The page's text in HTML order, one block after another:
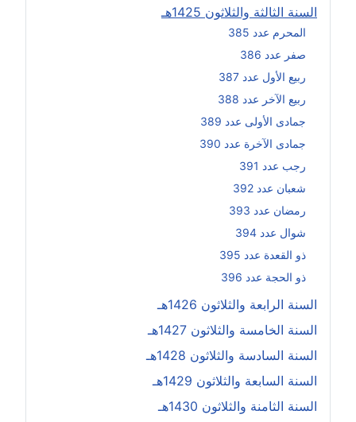
السنة الثالثة والثلاثون 1425هـ
المحرم عدد 385
صفر عدد 386
ربيع الأول عدد 387
ربيع الآخر عدد 388
جمادى الأولى عدد 389
جمادى الآخرة عدد 390
رجب عدد 391
شعبان عدد 392
رمضان عدد 393
شوال عدد 394
ذو القعدة عدد 395
ذو الحجة عدد 396
السنة الرابعة والثلاثون 1426هـ
السنة الخامسة والثلاثون 1427هـ
السنة السادسة والثلاثون 1428هـ
السنة السابعة والثلاثون 1429هـ
السنة الثامنة والثلاثون 1430هـ